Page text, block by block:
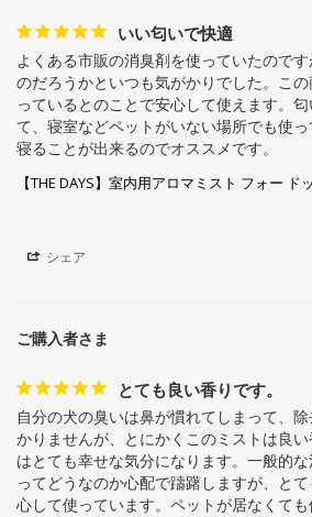
いい匂いで快適
よくある市販の消臭剤を使っていたので
のだろうかといつも気がかりでした。こ
っているとのことで安心して使えます。
て、寝室などペットがいない場所でも使っ
寝ることが出来るのでオススメです。
【THE DAYS】室内用アロマミスト フォー
シェア
とても良い香りです。
自分の犬の臭いは鼻が慣れてしまって、
かりませんが、とにかくこのミストは良
はとても幸せな気分になります。一般的
ってどうなのか心配で躊躇しますが、と
心して使っています。ペットが居なくて